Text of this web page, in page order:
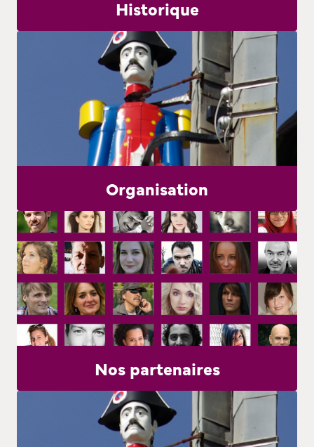
Historique
Organisation
Nos partenaires